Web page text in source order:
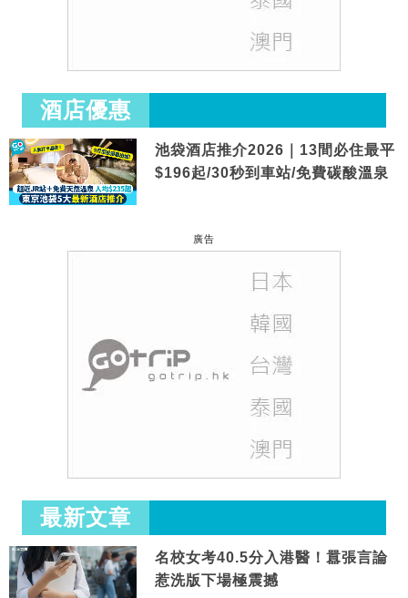
酒店優惠
池袋酒店推介2026｜13間必住最平
$196起/30秒到車站/免費碳酸溫泉
廣告
最新文章
名校女考40.5分入港醫！囂張言論
惹洗版下場極震撼